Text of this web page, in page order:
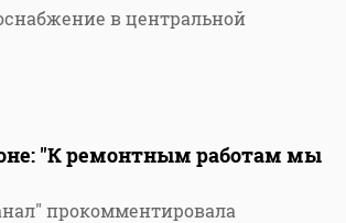
в центральной
"К ремонтным работам мы
прокомментировала